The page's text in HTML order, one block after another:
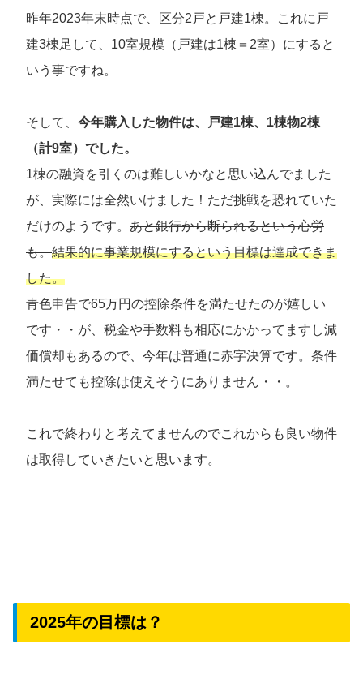
昨年2023年末時点で、区分2戸と戸建1棟。これに戸
建3棟足して、10室規模（戸建は1棟＝2室）にすると
いう事ですね。
そして、 今年購入した物件は、戸建1棟、1棟物2棟
（計9室）でした。
1棟の融資を引くのは難しいかなと思い込んでました
が、実際には全然いけました！ただ挑戦を恐れていた
だけのようです。 あと銀行から断られるという心労
も。結果的に事業規模にするという目標は達成できま
した。
青色申告で65万円の控除条件を満たせたのが嬉しい
です・・が、税金や手数料も相応にかかってますし減
価償却もあるので、今年は普通に赤字決算です。条件
満たせても控除は使えそうにありません・・。
これで終わりと考えてませんのでこれからも良い物件
は取得していきたいと思います。
2025年の目標は？